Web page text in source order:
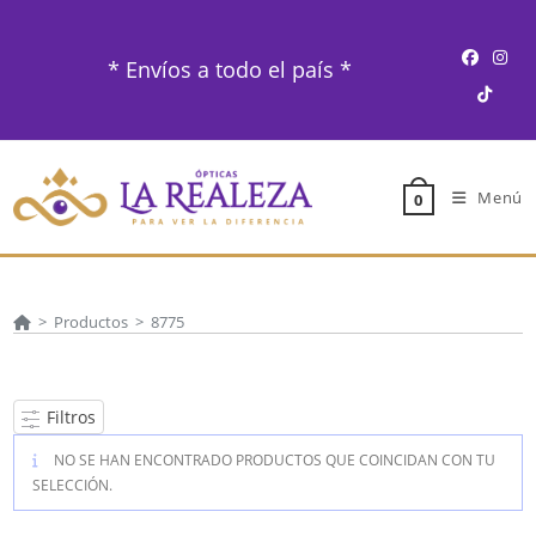
* Envíos a todo el país *
0 Menú
> Productos > 8775
Filtros
NO SE HAN ENCONTRADO PRODUCTOS QUE COINCIDAN CON TU
SELECCIÓN.